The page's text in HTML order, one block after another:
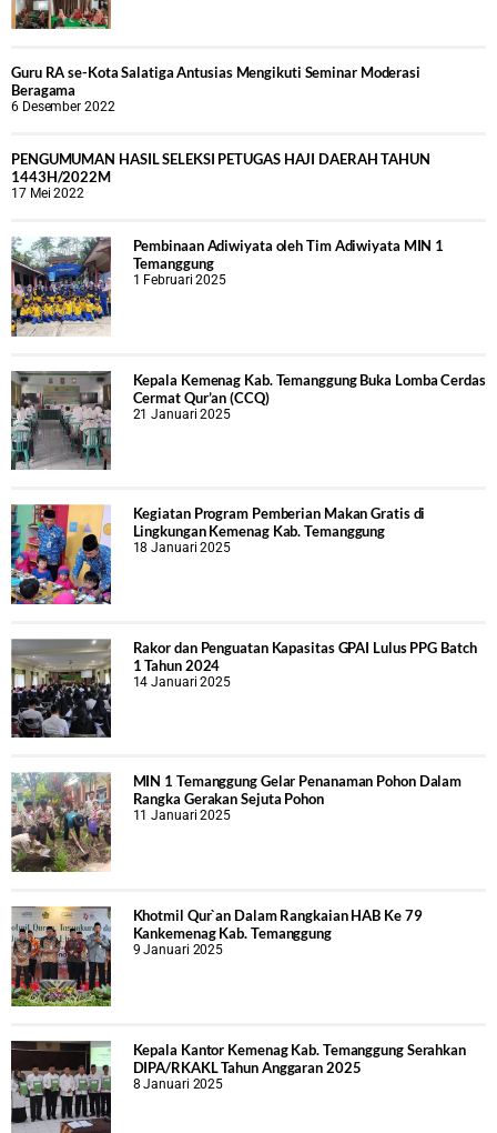
Guru RA se-Kota Salatiga Antusias Mengikuti Seminar Moderasi
Beragama
6 Desember 2022
PENGUMUMAN HASIL SELEKSI PETUGAS HAJI DAERAH TAHUN
1443H/2022M
17 Mei 2022
Pembinaan Adiwiyata oleh Tim Adiwiyata MIN 1
Temanggung
1 Februari 2025
Kepala Kemenag Kab. Temanggung Buka Lomba Cerdas
Cermat Qur’an (CCQ)
21 Januari 2025
Kegiatan Program Pemberian Makan Gratis di
Lingkungan Kemenag Kab. Temanggung
18 Januari 2025
Rakor dan Penguatan Kapasitas GPAI Lulus PPG Batch
1 Tahun 2024
14 Januari 2025
MIN 1 Temanggung Gelar Penanaman Pohon Dalam
Rangka Gerakan Sejuta Pohon
11 Januari 2025
Khotmil Qur`an Dalam Rangkaian HAB Ke 79
Kankemenag Kab. Temanggung
9 Januari 2025
Kepala Kantor Kemenag Kab. Temanggung Serahkan
DIPA/RKAKL Tahun Anggaran 2025
8 Januari 2025